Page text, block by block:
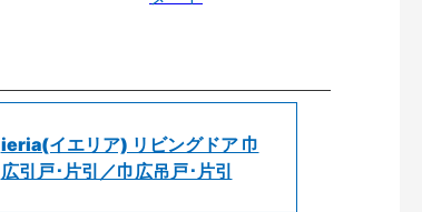
ieria(イエリア) リビングドア 巾
広引戸･片引／巾広吊戸･片引